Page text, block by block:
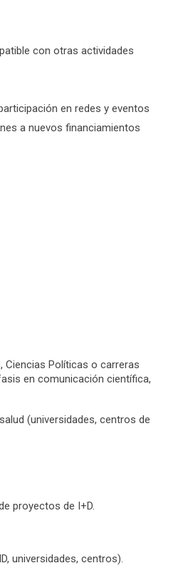
con otras actividades
en redes y eventos
a nuevos financiamientos
Ciencias Políticas o carreras
en comunicación científica,
(universidades, centros de
proyectos de I+D.
universidades, centros).